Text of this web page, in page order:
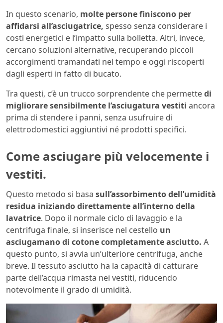
In questo scenario, molte persone finiscono per
affidarsi all’asciugatrice, spesso senza considerare i
costi energetici e l’impatto sulla bolletta. Altri, invece,
cercano soluzioni alternative, recuperando piccoli
accorgimenti tramandati nel tempo e oggi riscoperti
dagli esperti in fatto di bucato.
Tra questi, c’è un trucco sorprendente che permettedi
migliorare sensibilmente l’asciugatura vestiti ancora
prima di stendere i panni, senza usufruire di
elettrodomestici aggiuntivi né prodotti specifici.
Come asciugare più velocemente i
vestiti.
Questo metodo si basa sull’assorbimento dell’umidità
residua iniziando direttamente all’interno della
lavatrice. Dopo il normale ciclo di lavaggio e la
centrifuga finale, si inserisce nel cestello un
asciugamano di cotone completamente asciutto. A
questo punto, si avvia un’ulteriore centrifuga, anche
breve. Il tessuto asciutto ha la capacità di catturare
parte dell’acqua rimasta nei vestiti, riducendo
notevolmente il grado di umidità.